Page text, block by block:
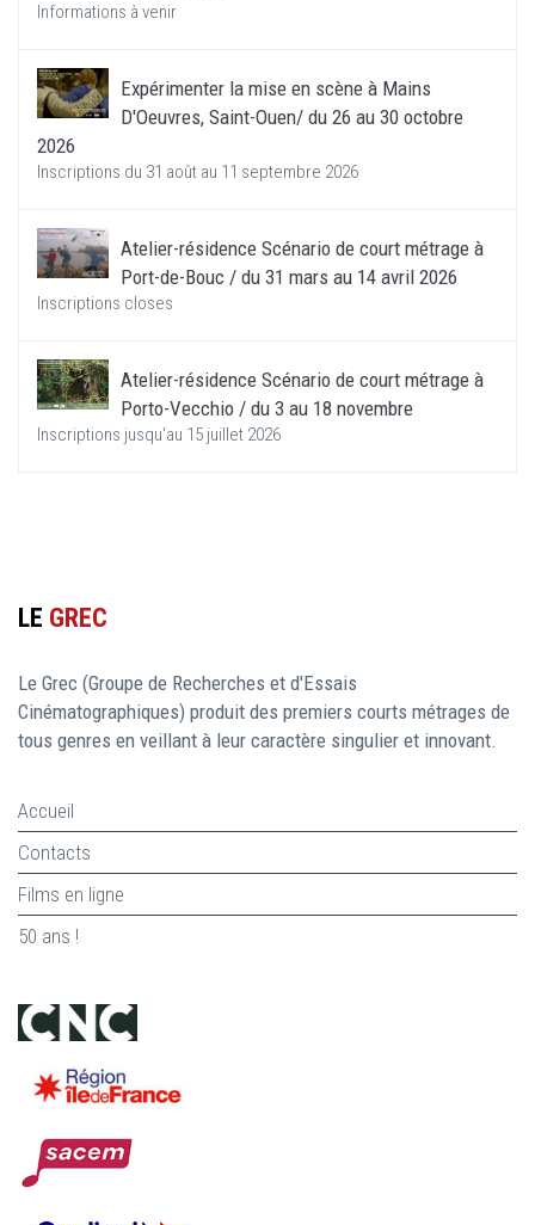
Informations à venir
Expérimenter la mise en scène à Mains
D'Oeuvres, Saint-Ouen/ du 26 au 30 octobre
2026
Inscriptions du 31 août au 11 septembre 2026
Atelier-résidence Scénario de court métrage à
Port-de-Bouc / du 31 mars au 14 avril 2026
Inscriptions closes
Atelier-résidence Scénario de court métrage à
Porto-Vecchio / du 3 au 18 novembre
Inscriptions jusqu'au 15 juillet 2026
LE GREC
Le Grec (Groupe de Recherches et d'Essais
Cinématographiques) produit des premiers courts métrages de
tous genres en veillant à leur caractère singulier et innovant.
Accueil
Contacts
Films en ligne
50 ans !